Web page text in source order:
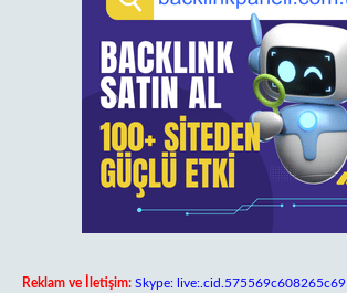
Reklam ve İletişim: Skype: live:.cid.575569c608265c69